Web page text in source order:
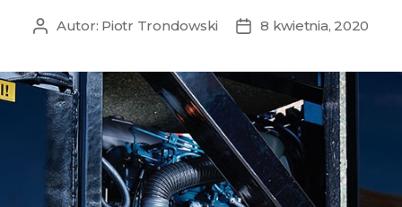
Autor: Piotr Trondowski 8 kwietnia, 2020